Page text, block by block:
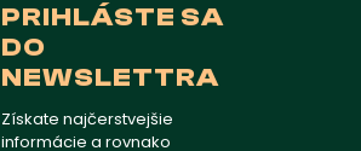
PRIHLÁSTE SA
DO
NEWSLETTRA
Získate najčerstvejšie
informácie a rovnako